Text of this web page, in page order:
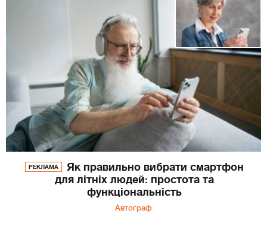
РЕКЛАМА
Як правильно вибрати смартфон
для літніх людей: простота та
функціональність
Автограф